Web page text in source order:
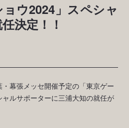
ョウ2024」スペシャ
決定！！
幕張メッセ開催予定の「東京ゲー
ルサポーターに三浦大知の就任が